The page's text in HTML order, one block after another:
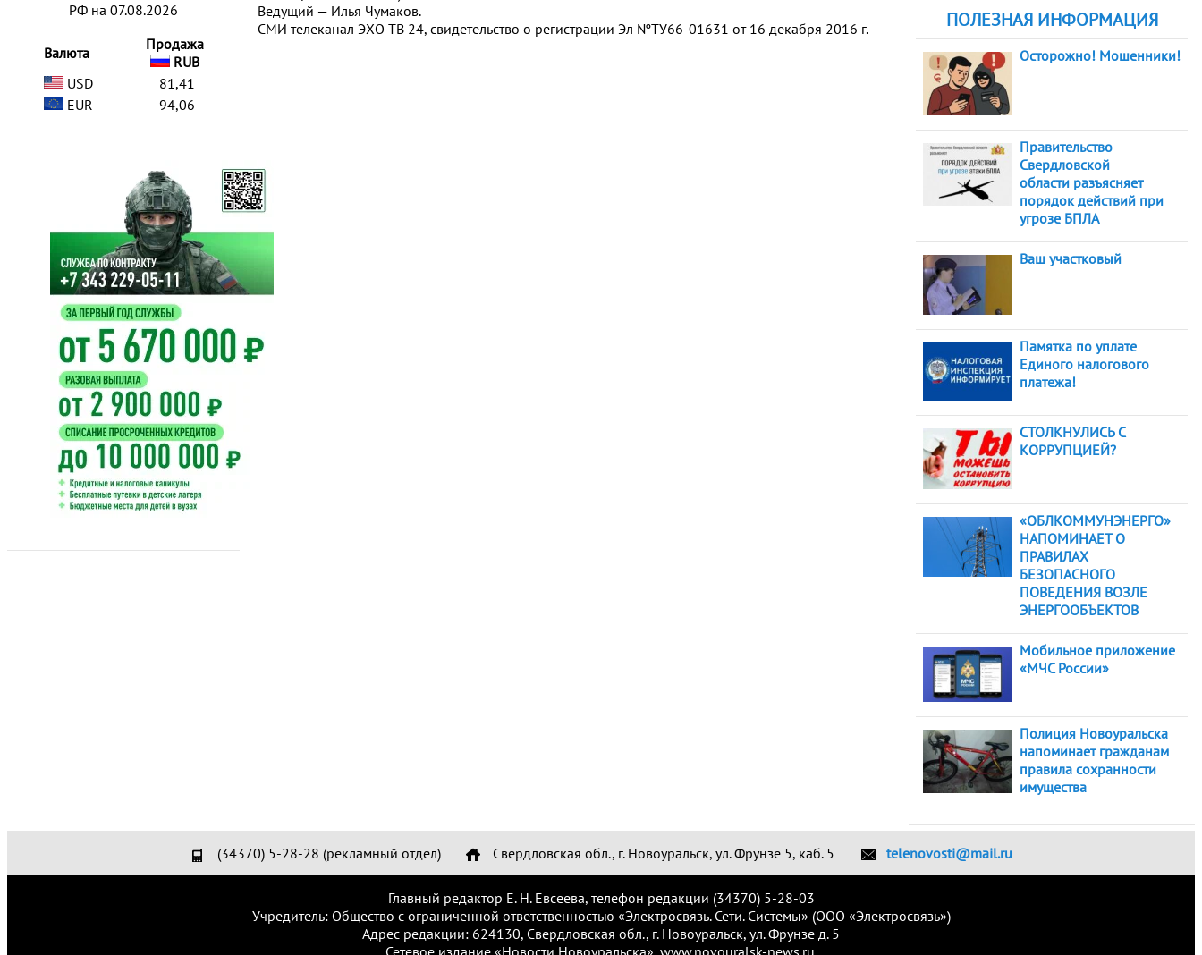
РФ на 07.08.2026
Валюта
Продажа
RUB
USD
81,41
EUR
94,06
Ведущий — Илья Чумаков.
СМИ телеканал ЭХО-ТВ 24, свидетельство о регистрации Эл №ТУ66-01631 от 16 декабря 2016 г.
ПОЛЕЗНАЯ ИНФОРМАЦИЯ
Осторожно! Мошенники!
Правительство
Свердловской
области разъясняет
порядок действий при
угрозе БПЛА
Ваш участковый
Памятка по уплате
Единого налогового
платежа!
СТОЛКНУЛИСЬ С
КОРРУПЦИЕЙ?
«ОБЛКОММУНЭНЕРГО»
НАПОМИНАЕТ О
ПРАВИЛАХ
БЕЗОПАСНОГО
ПОВЕДЕНИЯ ВОЗЛЕ
ЭНЕРГООБЪЕКТОВ
Мобильное приложение
«МЧС России»
Полиция Новоуральска
напоминает гражданам
правила сохранности
имущества
(34370) 5-28-28 (рекламный отдел) Свердловская обл., г. Новоуральск, ул. Фрунзе 5, каб. 5 telenovosti@mail.ru
Главный редактор Е. Н. Евсеева, телефон редакции (34370) 5-28-03
Учредитель: Общество с ограниченной ответственностью «Электросвязь. Сети. Системы» (ООО «Электросвязь»)
Адрес редакции: 624130, Свердловская обл., г. Новоуральск, ул. Фрунзе д. 5